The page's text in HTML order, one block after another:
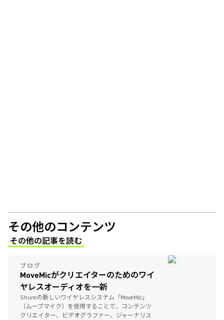
その他のコンテンツ
その他の記事を読む
(Opens in a new tab)
ブログ
MoveMicがクリエイターのためのワイ
ヤレスオーディオを一新
Shureの新しいワイヤレスシステム「MoveMic」
（ムーブマイク）を使用することで、コンテンツ
クリエイター、ビデオグラファー、ジャーナリス